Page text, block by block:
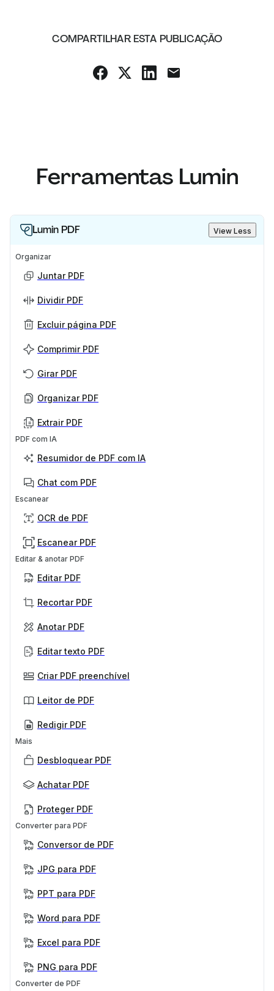
COMPARTILHAR ESTA PUBLICAÇÃO
Ferramentas Lumin
Lumin PDF View Less
Organizar
Juntar PDF
Dividir PDF
Excluir página PDF
Comprimir PDF
Girar PDF
Organizar PDF
Extrair PDF
PDF com IA
Resumidor de PDF com IA
Chat com PDF
Escanear
OCR de PDF
Escanear PDF
Editar & anotar PDF
Editar PDF
Recortar PDF
Anotar PDF
Editar texto PDF
Criar PDF preenchível
Leitor de PDF
Redigir PDF
Mais
Desbloquear PDF
Achatar PDF
Proteger PDF
Converter para PDF
Conversor de PDF
JPG para PDF
PPT para PDF
Word para PDF
Excel para PDF
PNG para PDF
Converter de PDF